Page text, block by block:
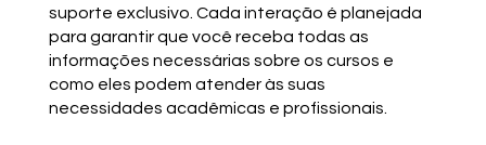
suporte exclusivo. Cada interação é planejada
para garantir que você receba todas as
informações necessárias sobre os cursos e
como eles podem atender às suas
necessidades acadêmicas e profissionais.